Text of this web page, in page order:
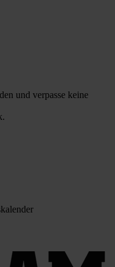
und verpasse keine